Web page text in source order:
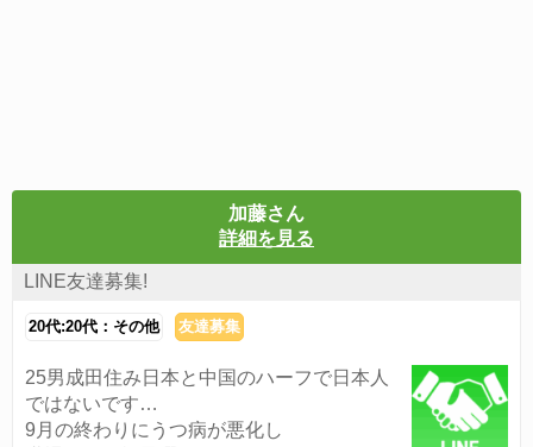
加藤さん
詳細を見る
LINE友達募集!
20代:20代：その他 友達募集
25男成田住み日本と中国のハーフで日本人
ではないです…
9月の終わりにうつ病が悪化し